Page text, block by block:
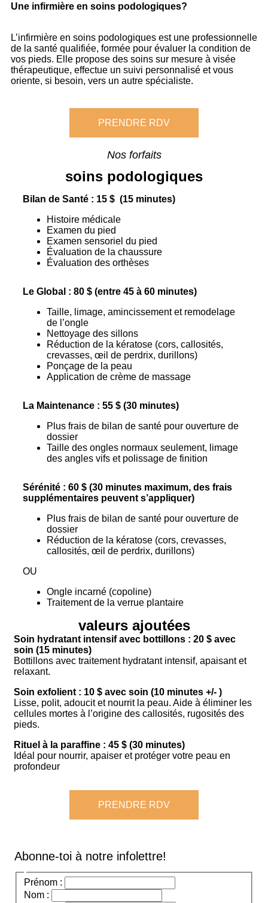
Une infirmière en soins podologiques?
L’infirmière en soins podologiques est une professionnelle
de la santé qualifiée, formée pour évaluer la condition de
vos pieds. Elle propose des soins sur mesure à visée
thérapeutique, effectue un suivi personnalisé et vous
oriente, si besoin, vers un autre spécialiste.
PRENDRE RDV
Nos forfaits
soins podologiques
Bilan de Santé : 15 $ (15 minutes)
Histoire médicale
Examen du pied
Examen sensoriel du pied
Évaluation de la chaussure
Évaluation des orthèses
Le Global : 80 $ (entre 45 à 60 minutes)
Taille, limage, amincissement et remodelage
de l’ongle
Nettoyage des sillons
Réduction de la kératose (cors, callosités,
crevasses, œil de perdrix, durillons)
Ponçage de la peau
Application de crème de massage
La Maintenance : 55 $ (30 minutes)
Plus frais de bilan de santé pour ouverture de
dossier
Taille des ongles normaux seulement, limage
des angles vifs et polissage de finition
Sérénité : 60 $ (30 minutes maximum, des frais
supplémentaires peuvent s’appliquer)
Plus frais de bilan de santé pour ouverture de
dossier
Réduction de la kératose (cors, crevasses,
callosités, œil de perdrix, durillons)
OU
Ongle incarné (copoline)
Traitement de la verrue plantaire
valeurs ajoutées
Soin hydratant intensif avec bottillons : 20 $ avec
soin (15 minutes)
Bottillons avec traitement hydratant intensif, apaisant et
relaxant.
Soin exfolient : 10 $ avec soin (10 minutes +/- )
Lisse, polit, adoucit et nourrit la peau. Aide à éliminer les
cellules mortes à l’origine des callosités, rugosités des
pieds.
Rituel à la paraffine : 45 $ (30 minutes)
Idéal pour nourrir, apaiser et protéger votre peau en
profondeur
PRENDRE RDV
Abonne-toi à notre infolettre!
Prénom :
Nom :